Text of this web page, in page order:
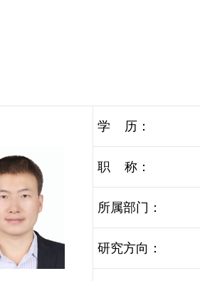
学 历：
职 称：
所属部门：
研究方向：